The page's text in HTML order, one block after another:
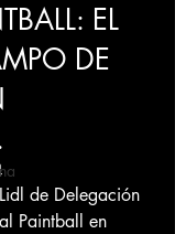
EL
DE
de Delegación
Paintball en